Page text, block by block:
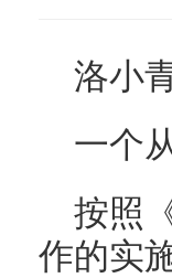
洛小
一个
按照
作的实